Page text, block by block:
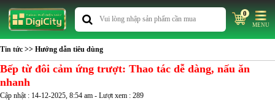
0
MENU
Tin tức >> Hướng dẫn tiêu dùng
Bếp từ đôi cảm ứng trượt: Thao tác dễ dàng, nấu ăn
nhanh
Cập nhật : 14-12-2025, 8:54 am - Lượt xem : 289